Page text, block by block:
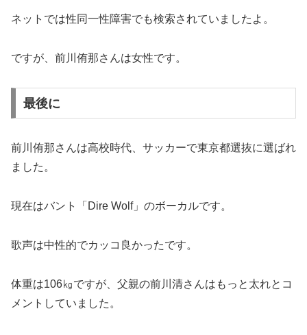
ネットでは性同一性障害でも検索されていましたよ。
ですが、前川侑那さんは女性です。
最後に
前川侑那さんは高校時代、サッカーで東京都選抜に選ばれ
ました。
現在はバント「Dire Wolf」のボーカルです。
歌声は中性的でカッコ良かったです。
体重は106㎏ですが、父親の前川清さんはもっと太れとコ
メントしていました。